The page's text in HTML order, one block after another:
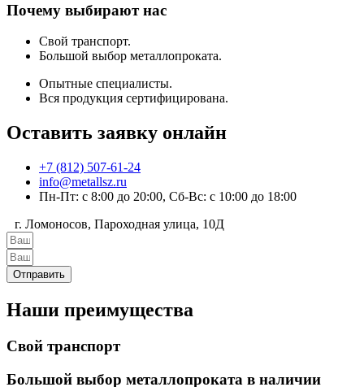
Почему выбирают нас
Свой транспорт.
Большой выбор металлопроката.
Опытные специалисты.
Вся продукция сертифицирована.
Оставить заявку онлайн
+7 (812) 507-61-24
info@metallsz.ru
Пн-Пт: с 8:00 до 20:00, Сб-Вс: с 10:00 до 18:00
г. Ломоносов, Пароходная улица, 10Д
Отправить
Наши преимущества
Свой транспорт
Большой выбор металлопроката в наличии